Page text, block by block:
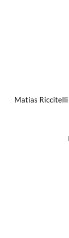
Matias